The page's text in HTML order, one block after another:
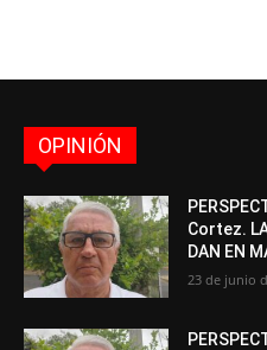
OPINIÓN
Cortez.
DAN EN
23 de junio